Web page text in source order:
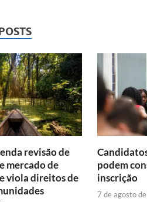
revisão de
mercado de
viola direitos de
podem
inscrição
7 de agosto